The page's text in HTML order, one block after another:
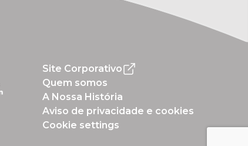
Site Corporativo
Quem somos
A Nossa História
Aviso de privacidade e cookies
Cookie settings